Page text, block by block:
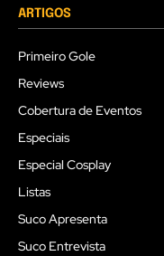
ARTIGOS
Primeiro Gole
Reviews
Cobertura de Eventos
Especiais
Especial Cosplay
Listas
Suco Apresenta
Suco Entrevista